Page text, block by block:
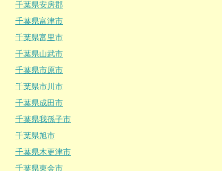
千葉県安房郡
千葉県富津市
千葉県富里市
千葉県山武市
千葉県市原市
千葉県市川市
千葉県成田市
千葉県我孫子市
千葉県旭市
千葉県木更津市
千葉県東金市